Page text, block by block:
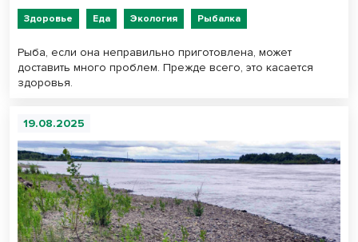
Здоровье Еда Экология Рыбалка
Рыба, если она неправильно приготовлена, может
доставить много проблем. Прежде всего, это касается
здоровья.
19.08.2025